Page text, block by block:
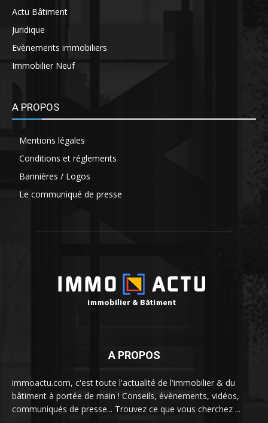
Actu Bâtiment
Juridique
Evènements immobiliers
Immobilier Neuf
A PROPOS
Mentions légales
Conditions et réglements
Bannières / Logos
Le communiqué de presse
A PROPOS
immoactu.com, c'est toute l'actualité de l'immobilier & du
bâtiment à portée de main ! Conseils, évènements, vidéos,
communiqués de presse... Trouvez ce que vous cherchez ...